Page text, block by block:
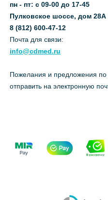
пн - пт: с 09-00 до 17-45
Пулковское шоссе, дом 28А
8 (812) 600-47-12
Почта для связи:
info@cdmed.ru
Пожелания и предложения по
отправить на электронную